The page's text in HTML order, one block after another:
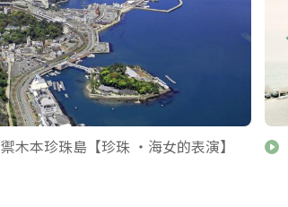
禦木本珍珠島【珍珠 ・海女的表演】